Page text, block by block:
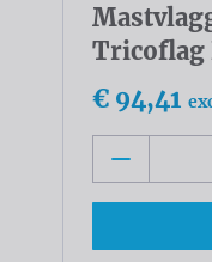
Tricoflag
€ 94,41